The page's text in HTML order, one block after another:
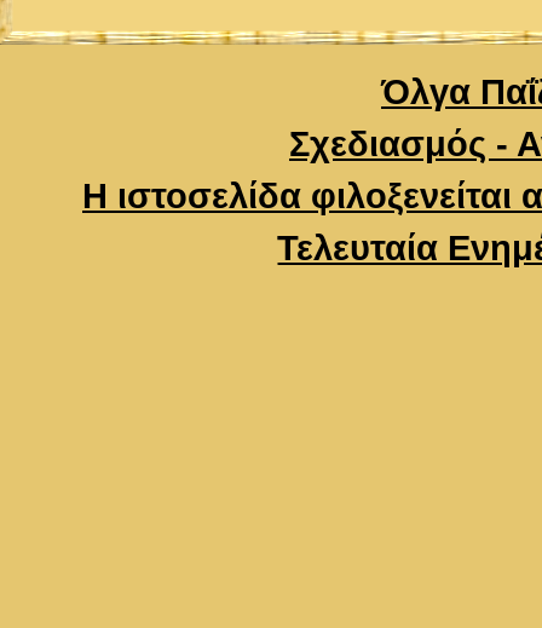
Όλγα
Σχεδιασμός -
Η ιστοσελίδα
Τελευταία